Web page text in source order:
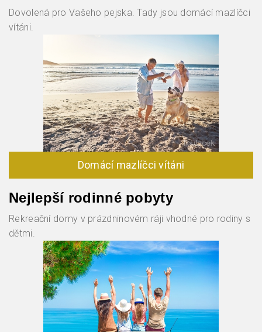
Dovolená pro Vašeho pejska. Tady jsou domácí mazlíčci
vítáni.
Domácí mazlíčci vítáni
Nejlepší rodinné pobyty
Rekreační domy v prázdninovém ráji vhodné pro rodiny s
dětmi.